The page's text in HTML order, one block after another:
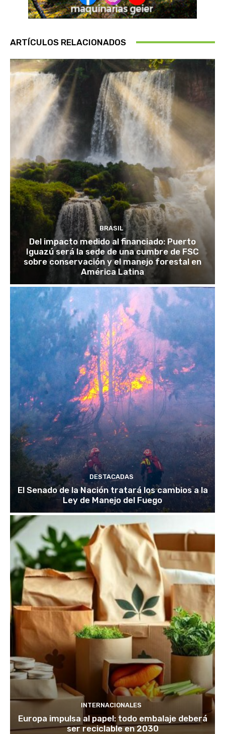
ARTÍCULOS RELACIONADOS
BRASIL
Del impacto medido al financiado: Puerto
Iguazú será la sede de una cumbre de FSC
sobre conservación y el manejo forestal en
América Latina
DESTACADAS
El Senado de la Nación tratará los cambios a la
Ley de Manejo del Fuego
INTERNACIONALES
Europa impulsa al papel: todo embalaje deberá
ser reciclable en 2030